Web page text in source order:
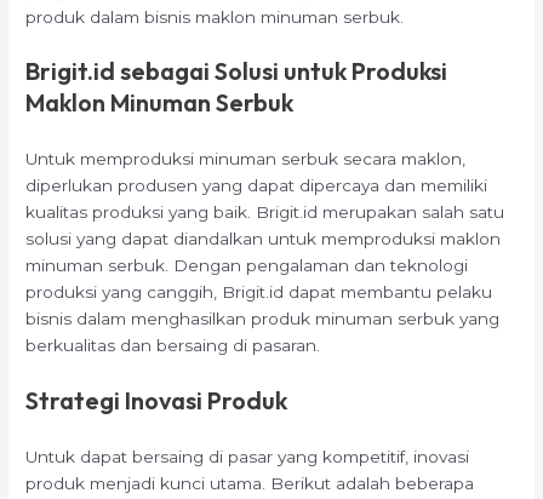
produk dalam bisnis maklon minuman serbuk.
Brigit.id sebagai Solusi untuk Produksi
Maklon Minuman Serbuk
Untuk memproduksi minuman serbuk secara maklon,
diperlukan produsen yang dapat dipercaya dan memiliki
kualitas produksi yang baik. Brigit.id merupakan salah satu
solusi yang dapat diandalkan untuk memproduksi maklon
minuman serbuk. Dengan pengalaman dan teknologi
produksi yang canggih, Brigit.id dapat membantu pelaku
bisnis dalam menghasilkan produk minuman serbuk yang
berkualitas dan bersaing di pasaran.
Strategi Inovasi Produk
Untuk dapat bersaing di pasar yang kompetitif, inovasi
produk menjadi kunci utama. Berikut adalah beberapa